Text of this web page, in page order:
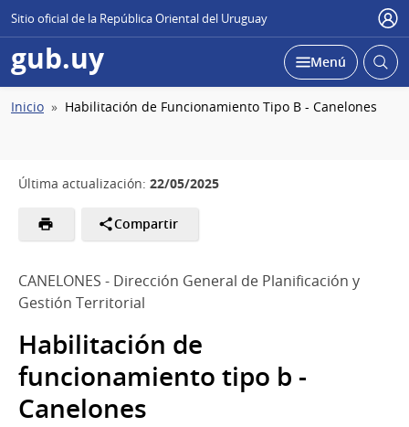
Sitio oficial de la República Oriental del Uruguay
gub.uy Desplegar
Menú Abrir
Ruta
Inicio Habilitación de Funcionamiento Tipo B - Canelones
Última actualización: 22/05/2025
Compartir
CANELONES - Dirección General de Planificación y
Gestión Territorial
Habilitación de
funcionamiento tipo b -
Canelones